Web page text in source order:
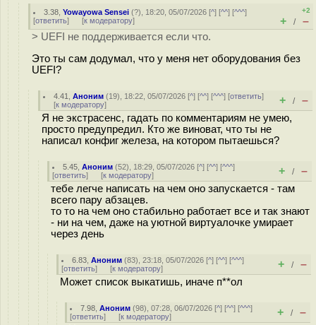
3.38 ,Yowayowa Sensei (?), 18:20, 05/07/2026 [^] [^^] [^^^]
[ответить] [к модератору]
+2
+ / –
> UEFI не поддерживается если что.
Это ты сам додумал, что у меня нет оборудования без
UEFI?
4.41 ,Аноним (19), 18:22, 05/07/2026 [^] [^^] [^^^] [ответить]
[к модератору] + / –
Я не экстрасенс, гадать по комментариям не умею,
просто предупредил. Кто же виноват, что ты не
написал конфиг железа, на котором пытаешься?
5.45 ,Аноним (52), 18:29, 05/07/2026 [^] [^^] [^^^]
[ответить] [к модератору] + / –
тебе легче написать на чем оно запускается - там
всего пару абзацев.
то то на чем оно стабильно работает все и так знают
- ни на чем, даже на уютной виртуалочке умирает
через день
6.83 ,Аноним (83), 23:18, 05/07/2026 [^] [^^] [^^^]
[ответить] [к модератору] + / –
Может список выкатишь, иначе п**ол
7.98 ,Аноним (98), 07:28, 06/07/2026 [^] [^^] [^^^]
[ответить] [к модератору] + / –